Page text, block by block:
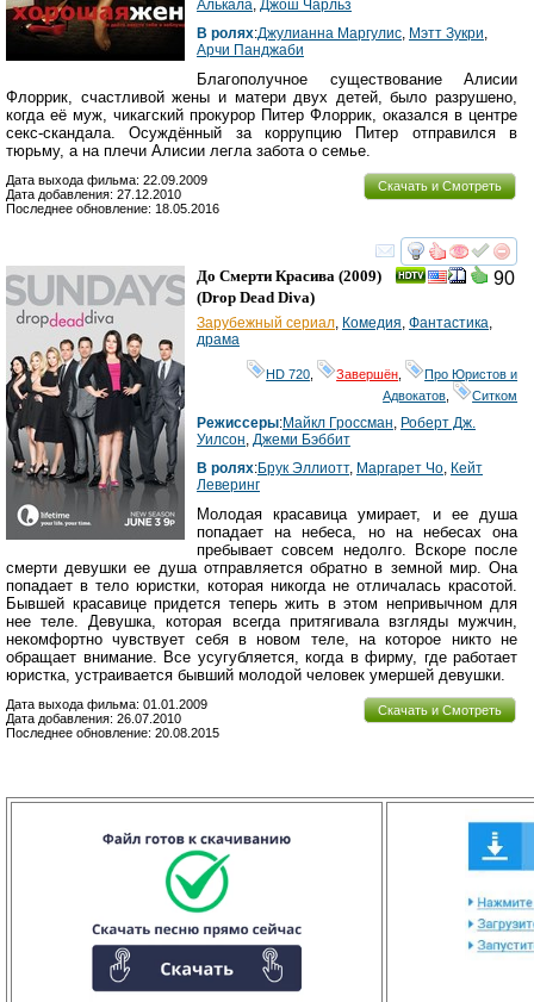
Алькала, Джош Чарльз
В ролях:Джулианна Маргулис, Мэтт Зукри,
Арчи Панджаби
Благополучное существование Алисии
Флоррик, счастливой жены и матери двух детей, было разрушено,
когда её муж, чикагский прокурор Питер Флоррик, оказался в центре
секс-скандала. Осуждённый за коррупцию Питер отправился в
тюрьму, а на плечи Алисии легла забота о семье.
Скачать и Смотреть
Дата выхода фильма: 22.09.2009
Дата добавления: 27.12.2010
Последнее обновление: 18.05.2016
смотреть
90
До Смерти Красива (2009)
(Drop Dead Diva)
Зарубежный сериал, Комедия, Фантастика,
драма
HD 720 Завершён
Про Юристов и
Адвокатов
Ситком
Режиссеры:Майкл Гроссман, Роберт Дж.
Уилсон, Джеми Бэббит
В ролях:Брук Эллиотт, Маргарет Чо, Кейт
Леверинг
Молодая красавица умирает, и ее душа
попадает на небеса, но на небесах она
пребывает совсем недолго. Вскоре после
смерти девушки ее душа отправляется обратно в земной мир. Она
попадает в тело юристки, которая никогда не отличалась красотой.
Бывшей красавице придется теперь жить в этом непривычном для
нее теле. Девушка, которая всегда притягивала взгляды мужчин,
некомфортно чувствует себя в новом теле, на которое никто не
обращает внимание. Все усугубляется, когда в фирму, где работает
юристка, устраивается бывший молодой человек умершей девушки.
Скачать и Смотреть
Дата выхода фильма: 01.01.2009
Дата добавления: 26.07.2010
Последнее обновление: 20.08.2015